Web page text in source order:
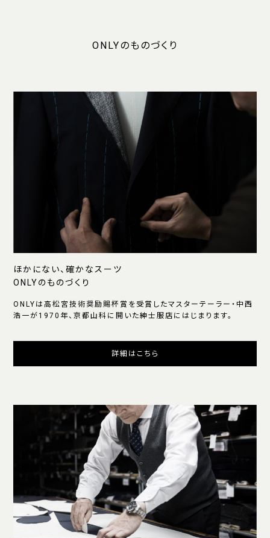
ONLYのものづくり
ほかにない、確かなスーツ
ONLYのものづくり
ONLYは高松宮技術奨励賜杯賞を受賞したマスターテーラー・中西
浩一が1970年、京都山科に開いた紳士服店にはじまります。
詳細はこちら